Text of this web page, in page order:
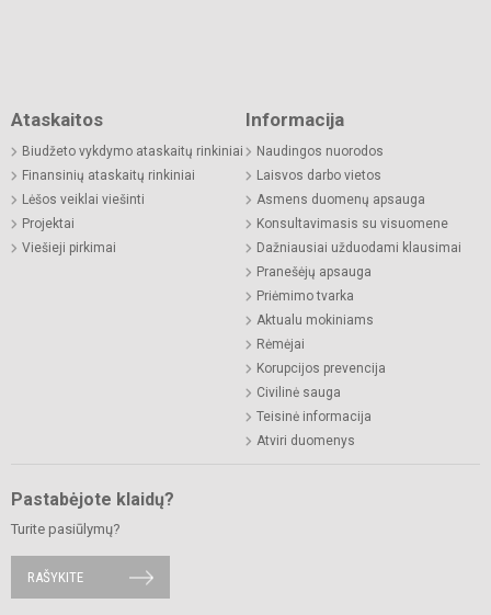
Ataskaitos
Biudžeto vykdymo ataskaitų rinkiniai
Finansinių ataskaitų rinkiniai
Lėšos veiklai viešinti
Projektai
Viešieji pirkimai
Informacija
Naudingos nuorodos
Laisvos darbo vietos
Asmens duomenų apsauga
Konsultavimasis su visuomene
Dažniausiai užduodami klausimai
Pranešėjų apsauga
Priėmimo tvarka
Aktualu mokiniams
Rėmėjai
Korupcijos prevencija
Civilinė sauga
Teisinė informacija
Atviri duomenys
Pastabėjote klaidų?
Turite pasiūlymų?
RAŠYKITE